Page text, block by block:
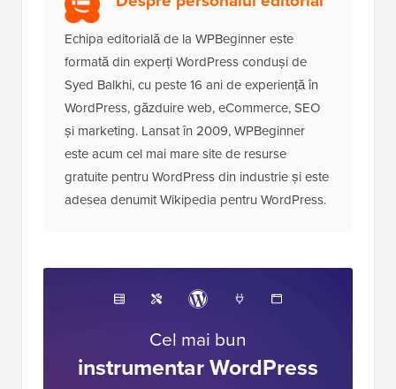
Echipa editorială de la WPBeginner este
formată din experți WordPress conduși de
Syed Balkhi, cu peste 16 ani de experiență în
WordPress, găzduire web, eCommerce, SEO
și marketing. Lansat în 2009, WPBeginner
este acum cel mai mare site de resurse
gratuite pentru WordPress din industrie și este
adesea denumit Wikipedia pentru WordPress.
Cel mai bun
instrumentar WordPress